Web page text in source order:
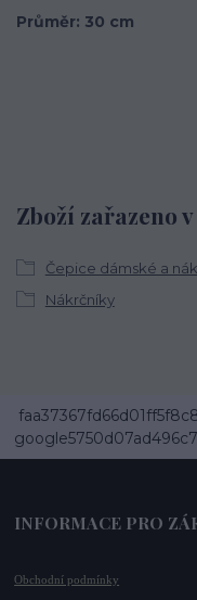
Průměr: 30 cm
Zboží zařazeno
Čepice dámské a
Nákrčníky
INFORMACE PRO
Obchodní podmínky